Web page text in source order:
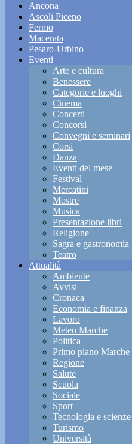
Ancona
Ascoli Piceno
Fermo
Macerata
Pesaro-Urbino
Eventi
Arte e cultura
Benessere
Categorie e luoghi
Cinema
Concerti
Concorsi
Convegni e seminari
Corsi
Danza
Eventi del mese
Festival
Mercatini
Mostre
Musica
Presentazione libri
Religione
Sagra e gastronomia
Teatro
Attualità
Ambiente
Avvisi
Cronaca
Economia e finanza
Lavoro
Meteo Marche
Politica
Primo piano Marche
Regione
Salute
Scuola
Sociale
Sport
Tecnologia e scienze
Turismo
Università